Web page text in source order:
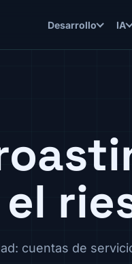
Desarrollo IA
cuentas de